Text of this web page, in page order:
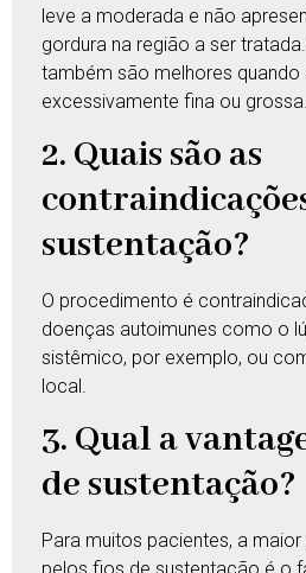
leve a moderada e não
gordura na região a ser
também são melhores quando
excessivamente fina ou grossa.
2. Quais são as
sustentação?
O procedimento é
doenças autoimunes como o
sistêmico, por exemplo, ou
local.
3. Qual a
de sustentação?
Para muitos pacientes, a